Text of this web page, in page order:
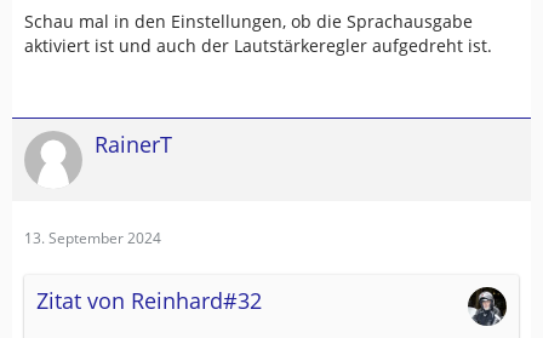
Schau mal in den Einstellungen, ob die Sprachausgabe
aktiviert ist und auch der Lautstärkeregler aufgedreht ist.
RainerT
13. September 2024
Zitat von Reinhard#32